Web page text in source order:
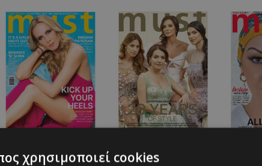
χρησιμοποιεί cookies